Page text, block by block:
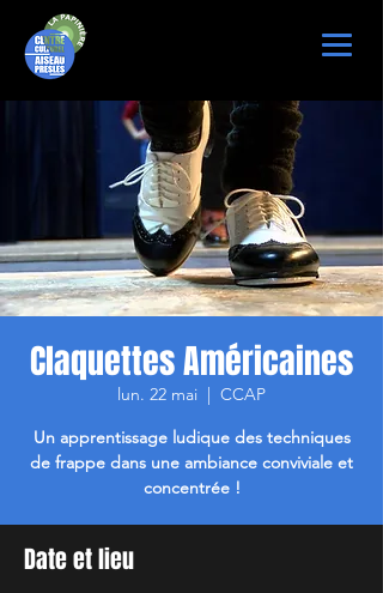
Claquettes Américaines
lun. 22 mai
  |
CCAP
Un apprentissage ludique des techniques
de frappe dans une ambiance conviviale et
concentrée !
Date et lieu